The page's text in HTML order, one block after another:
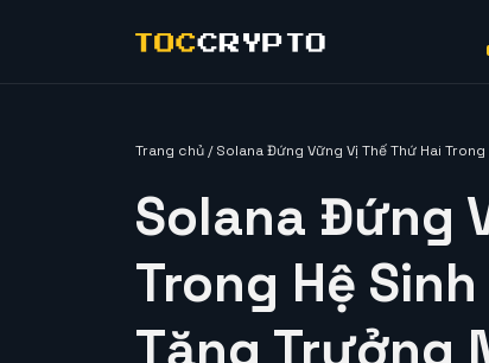
Trang chủ/Solana Đứng Vững Vị Thế Thứ Hai
Solana Đứng
Trong Hệ